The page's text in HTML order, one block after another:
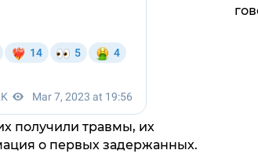
получили травмы, их
о первых задержанных.